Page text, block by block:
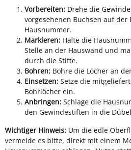
Vorbereiten: Drehe die
vorgesehenen Buchsen auf der
Hausnummer.
Markieren: Halte die
Stelle an der Hauswand und
durch die Stifte.
Bohren: Bohre die Löcher an
Einsetzen: Setze die
Bohrlöcher ein.
Anbringen: Schlage die
den Gewindestiften in die
Wichtiger Hinweis: Um die edle
vermeide es bitte, direkt mit einem